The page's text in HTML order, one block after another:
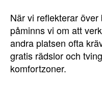
När vi reflekterar
påminns vi om att
andra platsen ofta
gratis rädslor och
komfortzoner.